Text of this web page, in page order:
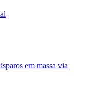
em massa via